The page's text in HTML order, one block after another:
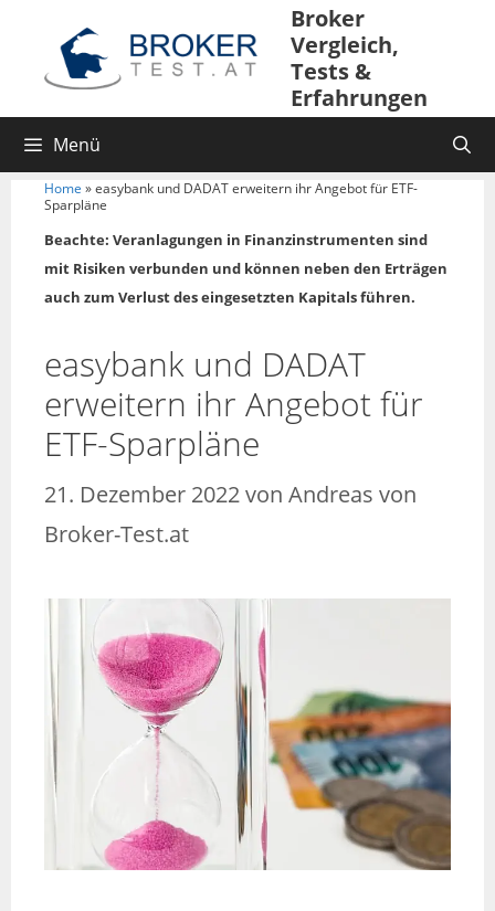
springen
Broker
Vergleich,
Tests &
Erfahrungen
Menü
Home »easybank und DADAT erweitern ihr Angebot für ETF-
Sparpläne
Beachte: Veranlagungen in Finanzinstrumenten sind
mit Risiken verbunden und können neben den Erträgen
auch zum Verlust des eingesetzten Kapitals führen.
easybank und DADAT
erweitern ihr Angebot für
ETF-Sparpläne
21. Dezember 2022von Andreas von
Broker-Test.at